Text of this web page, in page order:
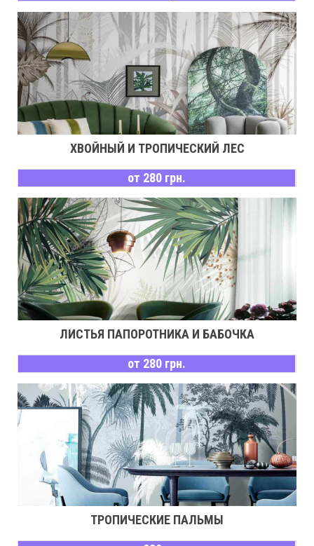
ХВОЙНЫЙ И ТРОПИЧЕСКИЙ ЛЕС
от 280 грн.
ЛИСТЬЯ ПАПОРОТНИКА И БАБОЧКА
от 280 грн.
ТРОПИЧЕСКИЕ ПАЛЬМЫ